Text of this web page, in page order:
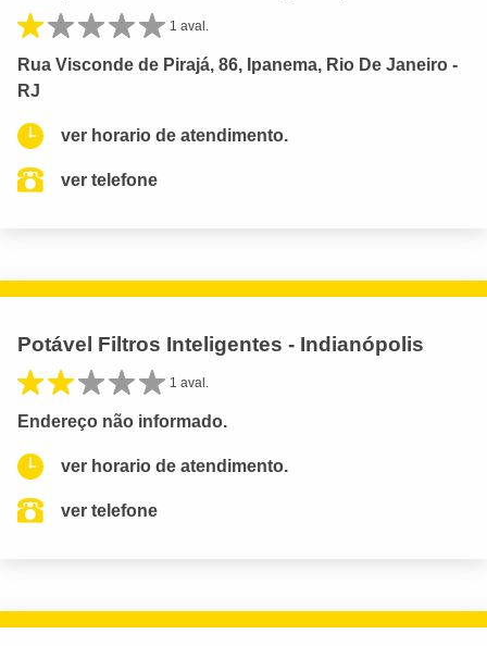
1 aval.
Rua Visconde de Pirajá, 86, Ipanema, Rio De Janeiro -
RJ
ver horario de atendimento.
ver telefone
Potável Filtros Inteligentes - Indianópolis
1 aval.
Endereço não informado.
ver horario de atendimento.
ver telefone